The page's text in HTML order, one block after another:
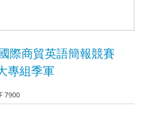
際商貿英語簡報競賽
專組季軍
7900